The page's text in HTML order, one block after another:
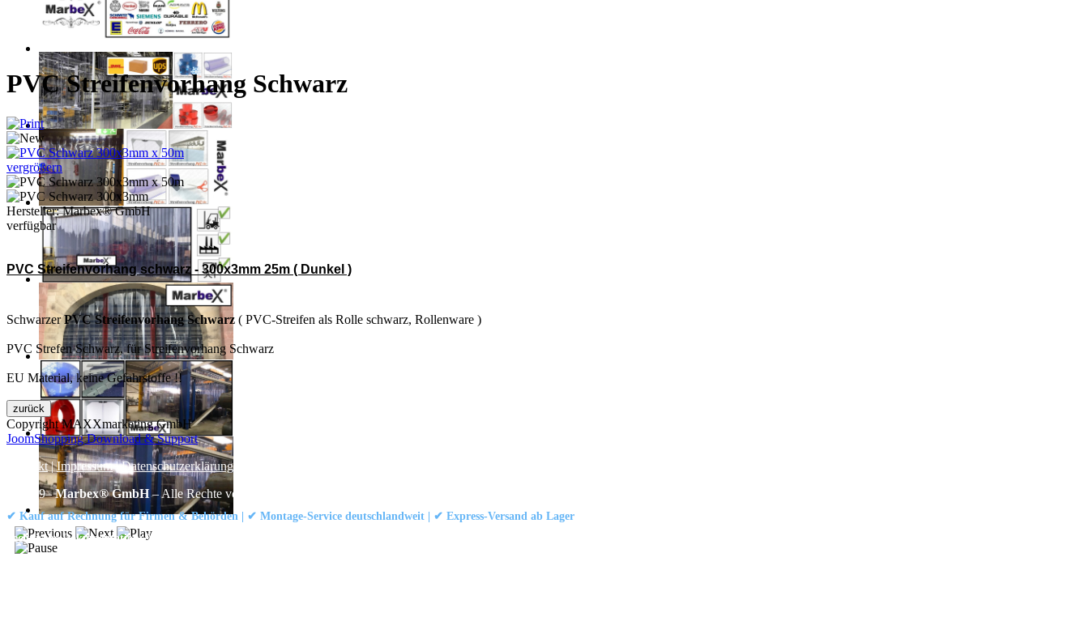
PVC Streifenvorhang Schwarz
vergrößern
Hersteller:Marbex® GmbH
verfügbar
PVC Streifenvorhang schwarz - 300x3mm 25m ( Dunkel )
SchwarzerPVC Streifenvorhang Schwarz ( PVC-Streifen als Rolle schwarz, Rollenware )
PVC Strefen Schwarz, für Streifenvorhang Schwarz
EU Material, keine Gefahrstoffe !!
Copyright MAXXmarketing GmbH
JoomShopping Download & Support
Kontakt|Impressum|Datenschutzerklärung
© 1999– Marbex® GmbH– Alle Rechte vorbehalten.
✔ Kauf auf Rechnung für Firmen & Behörden | ✔ Montage-Service deutschlandweit | ✔ Express-Versand ab Lager
Technische Dokumentation: Montageanleitung (PDF)